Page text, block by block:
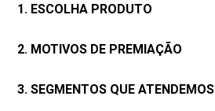
1. ESCOLHA PRODUTO
2. MOTIVOS DE PREMIAÇÃO
3. SEGMENTOS QUE ATENDEMOS